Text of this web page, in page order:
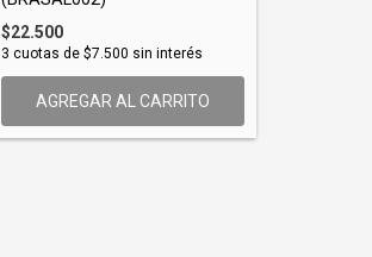
$22.500
3 cuotas de $7.500 sin interés
AGREGAR AL CARRITO